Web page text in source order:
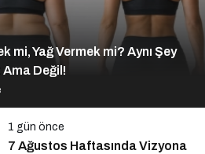
mi, Yağ Vermek mi? Aynı Şey
Ama Değil!
1 gün önce
7 Ağustos Haftasında Vizyona